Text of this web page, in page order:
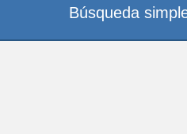
Búsqueda